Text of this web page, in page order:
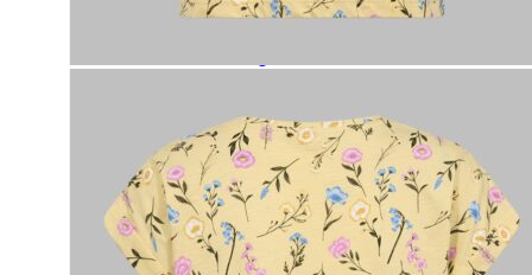
Naisten puserot
Tunikat
Jakut ja liivit
Naisten neuleet
Naisten neuletakit
Naisten neulepuserot
Naisten mekot ja hameet